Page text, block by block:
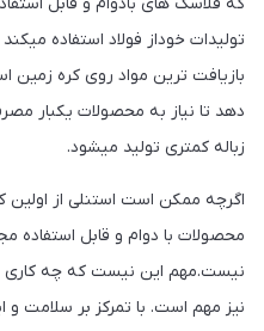
تولیدات خوداز فولاد استفاده
بازیافت‌ ترین مواد روی کره زمین
دهد تا نیاز به محصولات یکبار
زباله کمتری تولید میشود.
اگرچه ممکن است استنلی از اولین
محصولات با دوام و قابل استفاده
نیست.مهم این نیست که چه کاری
نیز مهم است. با تمرکز بر سلامت